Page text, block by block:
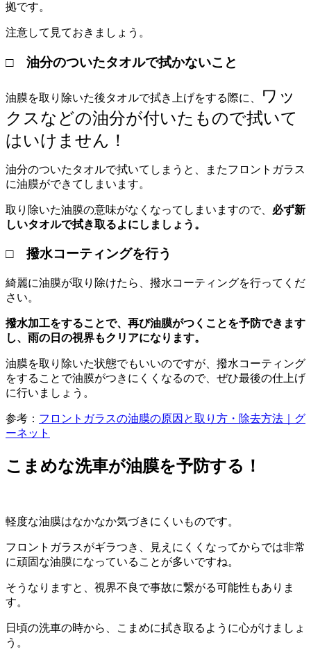
拠です。
注意して見ておきましょう。
□ 油分のついたタオルで拭かないこと
油膜を取り除いた後タオルで拭き上げをする際に、
ワッ
クスなどの油分が付いたもので拭いて
はいけません！
油分のついたタオルで拭いてしまうと、またフロントガラス
に油膜ができてしまいます。
取り除いた油膜の意味がなくなってしまいますので、 必ず新
しいタオルで拭き取るよにしましょう。
□ 撥水コーティングを行う
綺麗に油膜が取り除けたら、撥水コーティングを行ってくだ
さい。
撥水加工をすることで、再び油膜がつくことを予防できます
し、雨の日の視界もクリアになります。
油膜を取り除いた状態でもいいのですが、撥水コーティング
をすることで油膜がつきにくくなるので、ぜひ最後の仕上げ
に行いましょう。
参考： フロントガラスの油膜の原因と取り方・除去方法｜グ
ーネット
こまめな洗車が油膜を予防する！
軽度な油膜はなかなか気づきにくいものです。
フロントガラスがギラつき、見えにくくなってからでは非常
に頑固な油膜になっていることが多いですね。
そうなりますと、視界不良で事故に繋がる可能性もありま
す。
日頃の洗車の時から、こまめに拭き取るように心がけましょ
う。